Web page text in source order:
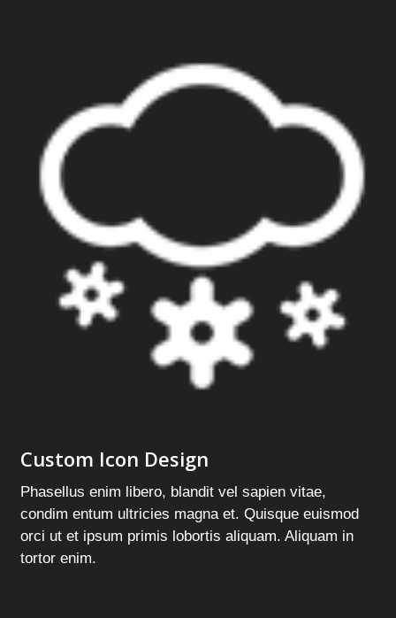
Custom Icon Design
Phasellus enim libero, blandit vel sapien vitae,
condim entum ultricies magna et. Quisque euismod
orci ut et ipsum primis lobortis aliquam. Aliquam in
tortor enim.